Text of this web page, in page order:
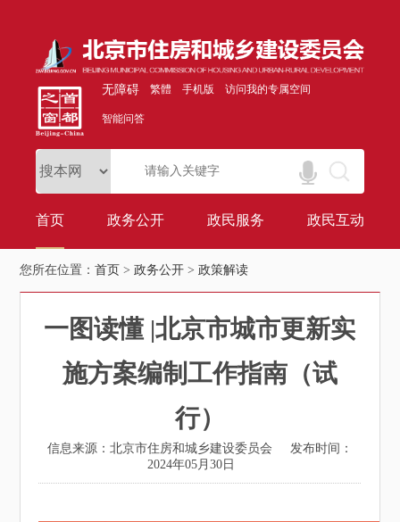
无障碍 繁體 手机版 访问我的专属空间
智能问答
首页 政务公开 政民服务 政民互动
您所在位置：首页 >政务公开 >政策解读
一图读懂 |北京市城市更新实
施方案编制工作指南（试
行）
信息来源：北京市住房和城乡建设委员会
发布时间：
2024年05月30日